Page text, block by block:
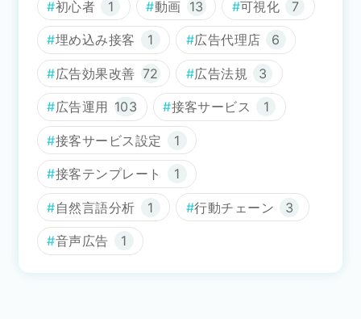
初心者 1 動画 13 可視化 7
埋め込み接客 1 広告代理店 6
広告効果改善 72 広告法規 3
広告運用 103 接客サービス 1
接客サービス設定 1
接客テンプレート 1
自然言語分析 1 行動チェーン 3
音声広告 1